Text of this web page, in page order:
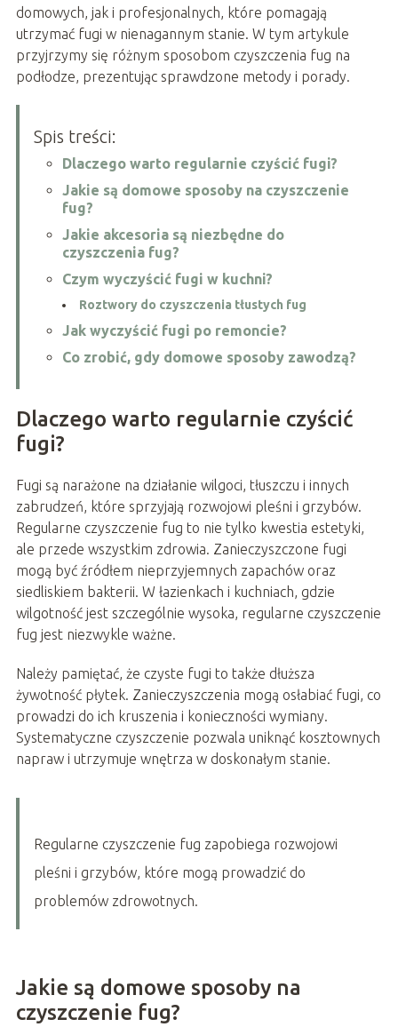
domowych, jak i profesjonalnych, które pomagają
utrzymać fugi w nienagannym stanie. W tym artykule
przyjrzymy się różnym sposobom czyszczenia fug na
podłodze, prezentując sprawdzone metody i porady.
Spis treści:
Dlaczego warto regularnie czyścić fugi?
Jakie są domowe sposoby na czyszczenie
fug?
Jakie akcesoria są niezbędne do
czyszczenia fug?
Czym wyczyścić fugi w kuchni?
Roztwory do czyszczenia tłustych fug
Jak wyczyścić fugi po remoncie?
Co zrobić, gdy domowe sposoby zawodzą?
Dlaczego warto regularnie czyścić
fugi?
Fugi są narażone na działanie wilgoci, tłuszczu i innych
zabrudzeń, które sprzyjają rozwojowi pleśni i grzybów.
Regularne czyszczenie fug to nie tylko kwestia estetyki,
ale przede wszystkim zdrowia. Zanieczyszczone fugi
mogą być źródłem nieprzyjemnych zapachów oraz
siedliskiem bakterii. W łazienkach i kuchniach, gdzie
wilgotność jest szczególnie wysoka, regularne czyszczenie
fug jest niezwykle ważne.
Należy pamiętać, że czyste fugi to także dłuższa
żywotność płytek. Zanieczyszczenia mogą osłabiać fugi, co
prowadzi do ich kruszenia i konieczności wymiany.
Systematyczne czyszczenie pozwala uniknąć kosztownych
napraw i utrzymuje wnętrza w doskonałym stanie.
Regularne czyszczenie fug zapobiega rozwojowi
pleśni i grzybów, które mogą prowadzić do
problemów zdrowotnych.
Jakie są domowe sposoby na
czyszczenie fug?